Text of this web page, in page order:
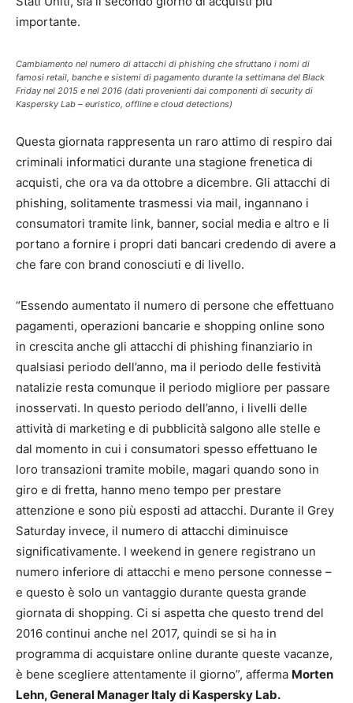
importante.
Cambiamento nel numero di attacchi di phishing che sfruttano i nomi di
famosi retail, banche e sistemi di pagamento durante la settimana del Black
Friday nel 2015 e nel 2016 (dati provenienti dai componenti di security di
Kaspersky Lab – euristico, offline e cloud detections)
Questa giornata rappresenta un raro attimo di respiro dai
criminali informatici durante una stagione frenetica di
acquisti, che ora va da ottobre a dicembre. Gli attacchi di
phishing, solitamente trasmessi via mail, ingannano i
consumatori tramite link, banner, social media e altro e li
portano a fornire i propri dati bancari credendo di avere a
che fare con brand conosciuti e di livello.
“Essendo aumentato il numero di persone che effettuano
pagamenti, operazioni bancarie e shopping online sono
in crescita anche gli attacchi di phishing finanziario in
qualsiasi periodo dell’anno, ma il periodo delle festività
natalizie resta comunque il periodo migliore per passare
inosservati. In questo periodo dell’anno, i livelli delle
attività di marketing e di pubblicità salgono alle stelle e
dal momento in cui i consumatori spesso effettuano le
loro transazioni tramite mobile, magari quando sono in
giro e di fretta, hanno meno tempo per prestare
attenzione e sono più esposti ad attacchi. Durante il Grey
Saturday invece, il numero di attacchi diminuisce
significativamente. I weekend in genere registrano un
numero inferiore di attacchi e meno persone connesse –
e questo è solo un vantaggio durante questa grande
giornata di shopping. Ci si aspetta che questo trend del
2016 continui anche nel 2017, quindi se si ha in
programma di acquistare online durante queste vacanze,
è bene scegliere attentamente il giorno”, afferma Morten
Lehn, General Manager Italy di Kaspersky Lab.